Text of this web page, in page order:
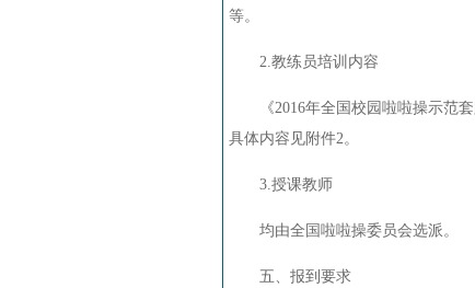
等。
2.教练员培训内容
《2016年全国校园啦啦操示范
具体内容见附件2。
3.授课教师
均由全国啦啦操委员会选派。
五、报到要求